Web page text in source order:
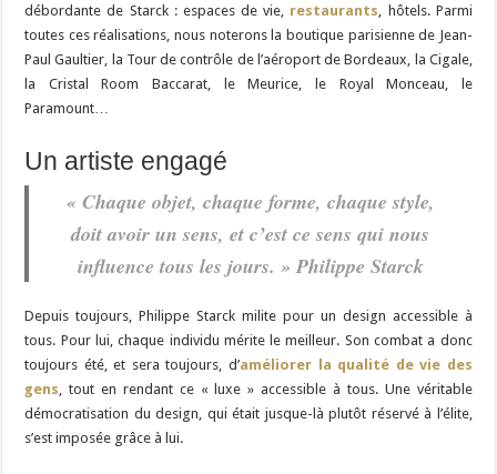
débordante de Starck : espaces de vie, restaurants , hôtels. Parmi
toutes ces réalisations, nous noterons la boutique parisienne de Jean-
Paul Gaultier, la Tour de contrôle de l’aéroport de Bordeaux, la Cigale,
la Cristal Room Baccarat, le Meurice, le Royal Monceau, le
Paramount…
Un artiste engagé
« Chaque objet, chaque forme, chaque style,
doit avoir un sens, et c’est ce sens qui nous
influence tous les jours. » Philippe Starck
Depuis toujours, Philippe Starck milite pour un design accessible à
tous. Pour lui, chaque individu mérite le meilleur. Son combat a donc
toujours été, et sera toujours, d’améliorer la qualité de vie des
gens , tout en rendant ce « luxe » accessible à tous. Une véritable
démocratisation du design, qui était jusque-là plutôt réservé à l’élite,
s’est imposée grâce à lui.